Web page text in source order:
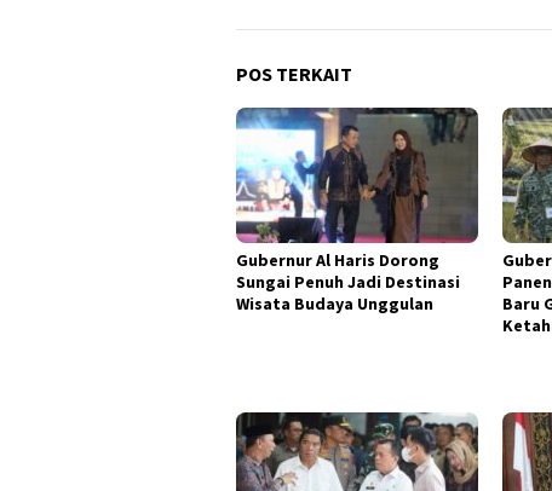
POS TERKAIT
Gubernur Al Haris Dorong
Sungai Penuh Jadi Destinasi
Wisata Budaya Unggulan
Baru